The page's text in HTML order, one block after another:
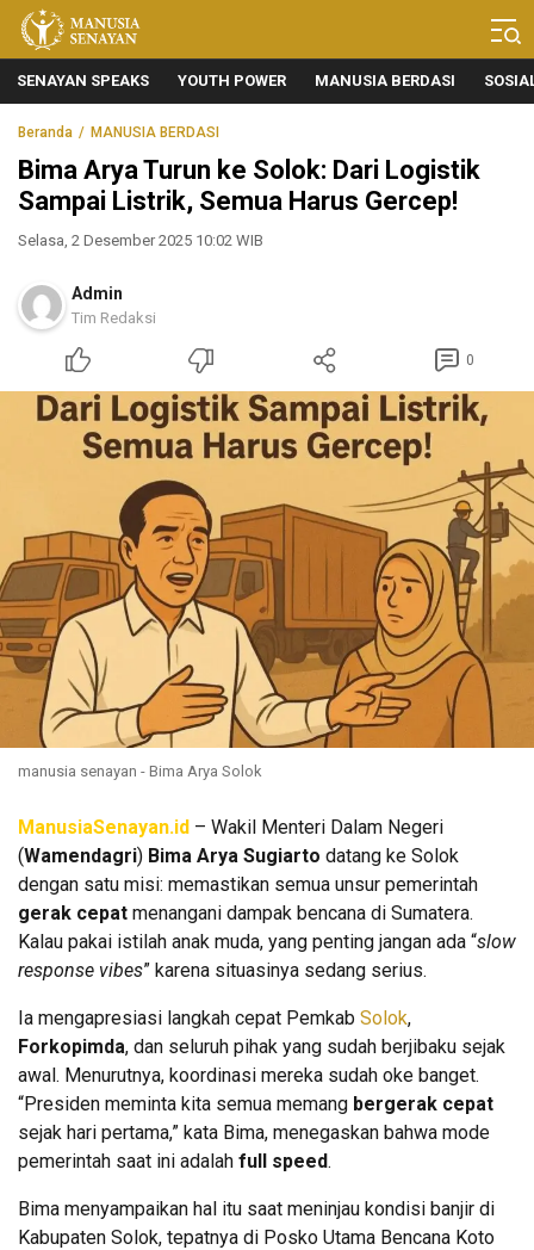
Manusia Senayan
Manusia Bicara, Senayan Bersuara
SENAYAN SPEAKS YOUTH POWER MANUSIA BERDASI
Beranda MANUSIA BERDASI
Bima Arya Turun ke Solok: Dari Logistik
Sampai Listrik, Semua Harus Gercep!
Selasa, 2 Desember 2025 10:02 WIB
Admin
Tim Redaksi
0
manusia senayan - Bima Arya Solok
ManusiaSenayan.id – Wakil Menteri Dalam Negeri
(Wamendagri) Bima Arya Sugiarto datang ke Solok
dengan satu misi: memastikan semua unsur pemerintah
gerak cepat menangani dampak bencana di Sumatera.
Kalau pakai istilah anak muda, yang penting jangan ada “slow
response vibes” karena situasinya sedang serius.
Ia mengapresiasi langkah cepat Pemkab Solok,
Forkopimda, dan seluruh pihak yang sudah berjibaku sejak
awal. Menurutnya, koordinasi mereka sudah oke banget.
“Presiden meminta kita semua memang bergerak cepat
sejak hari pertama,” kata Bima, menegaskan bahwa mode
pemerintah saat ini adalah full speed.
Bima menyampaikan hal itu saat meninjau kondisi banjir di
Kabupaten Solok, tepatnya di Posko Utama Bencana Koto